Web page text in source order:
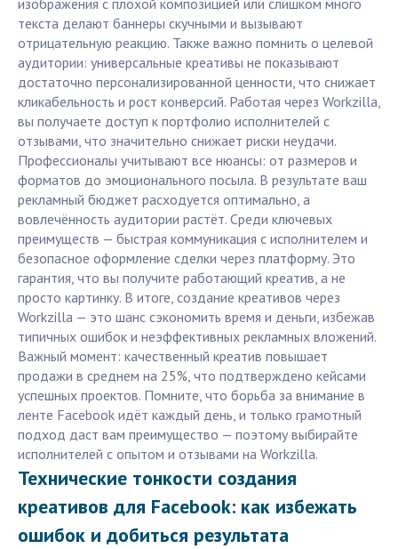
изображения с плохой композицией или слишком много
текста делают баннеры скучными и вызывают
отрицательную реакцию. Также важно помнить о целевой
аудитории: универсальные креативы не показывают
достаточно персонализированной ценности, что снижает
кликабельность и рост конверсий. Работая через Workzilla,
вы получаете доступ к портфолио исполнителей с
отзывами, что значительно снижает риски неудачи.
Профессионалы учитывают все нюансы: от размеров и
форматов до эмоционального посыла. В результате ваш
рекламный бюджет расходуется оптимально, а
вовлечённость аудитории растёт. Среди ключевых
преимуществ — быстрая коммуникация с исполнителем и
безопасное оформление сделки через платформу. Это
гарантия, что вы получите работающий креатив, а не
просто картинку. В итоге, создание креативов через
Workzilla — это шанс сэкономить время и деньги, избежав
типичных ошибок и неэффективных рекламных вложений.
Важный момент: качественный креатив повышает
продажи в среднем на 25%, что подтверждено кейсами
успешных проектов. Помните, что борьба за внимание в
ленте Facebook идёт каждый день, и только грамотный
подход даст вам преимущество — поэтому выбирайте
исполнителей с опытом и отзывами на Workzilla.
Технические тонкости создания
креативов для Facebook: как избежать
ошибок и добиться результата